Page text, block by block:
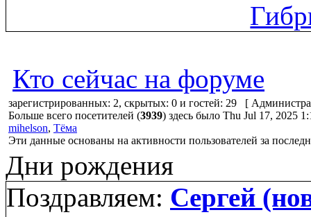
Кто сейчас на форуме
зарегистрированных: 2, скрытых: 0 и гостей: 29 [
Больше всего посетителей (3939) здесь было Thu Jul 17, 2025
mihelson, Тёма
Эти данные основаны на активности пользователей за
Дни рождения
Поздравляем: Сергей